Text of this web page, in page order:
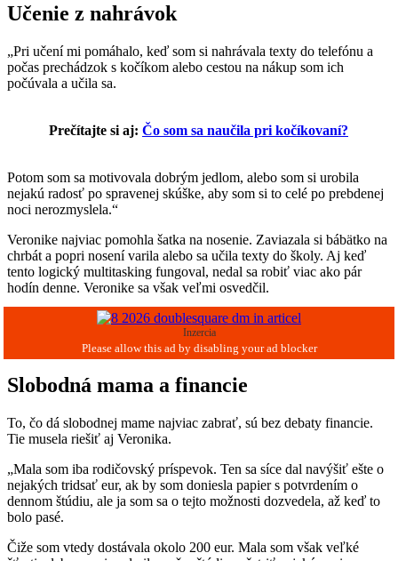
Učenie z nahrávok
„Pri učení mi pomáhalo, keď som si nahrávala texty do telefónu a
počas prechádzok s kočíkom alebo cestou na nákup som ich
počúvala a učila sa.
Prečítajte si aj: Čo som sa naučila pri kočíkovaní?
Potom som sa motivovala dobrým jedlom, alebo som si urobila
nejakú radosť po spravenej skúške, aby som si to celé po prebdenej
noci nerozmyslela.“
Veronike najviac pomohla šatka na nosenie. Zaviazala si bábätko na
chrbát a popri nosení varila alebo sa učila texty do školy. Aj keď
tento logický multitasking fungoval, nedal sa robiť viac ako pár
hodín denne. Veronike sa však veľmi osvedčil.
Inzercia
Slobodná mama a financie
To, čo dá slobodnej mame najviac zabrať, sú bez debaty financie.
Tie musela riešiť aj Veronika.
„Mala som iba rodičovský príspevok. Ten sa síce dal navýšiť ešte o
nejakých tridsať eur, ak by som doniesla papier s potvrdením o
dennom štúdiu, ale ja som sa o tejto možnosti dozvedela, až keď to
bolo pasé.
Čiže som vtedy dostávala okolo 200 eur. Mala som však veľké